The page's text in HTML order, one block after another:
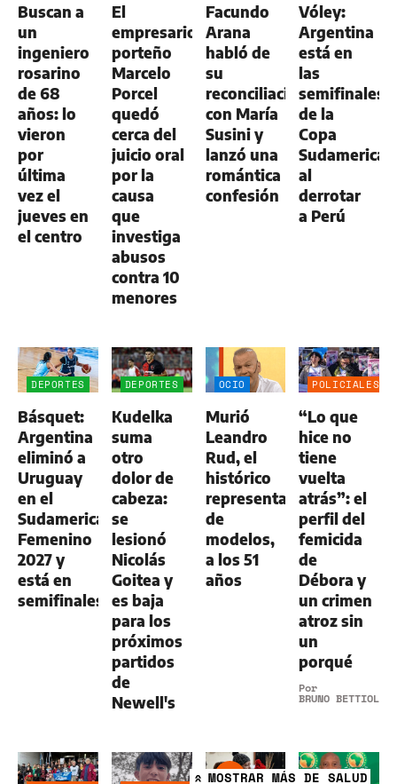
Buscan a
un
ingeniero
rosarino
de 68
años: lo
vieron
por
última
vez el
jueves en
el centro
El
empresario
porteño
Marcelo
Porcel
quedó
cerca del
juicio oral
por la
causa
que
investiga
abusos
contra 10
menores
Facundo
Arana
habló de
su
reconciliación
con María
Susini y
lanzó una
romántica
confesión
Vóley:
Argentina
está en
las
semifinales
de la
Copa
al
derrotar
a Perú
DEPORTES
Básquet:
Argentina
eliminó a
Uruguay
en el
Sudamericano
Femenino
2027 y
está en
semifinales
DEPORTES
Kudelka
suma
otro
dolor de
cabeza:
se
lesionó
Nicolás
Goitea y
es baja
para los
próximos
partidos
de
Newell's
OCIO
Murió
Leandro
Rud, el
histórico
representante
de
modelos,
a los 51
años
POLICIALES
“Lo que
hice no
tiene
vuelta
atrás”: el
perfil del
femicida
de
Débora y
un crimen
atroz sin
un
porqué
Por
BRUNO BETTIOL
» MOSTRAR MÁS DE SALUD